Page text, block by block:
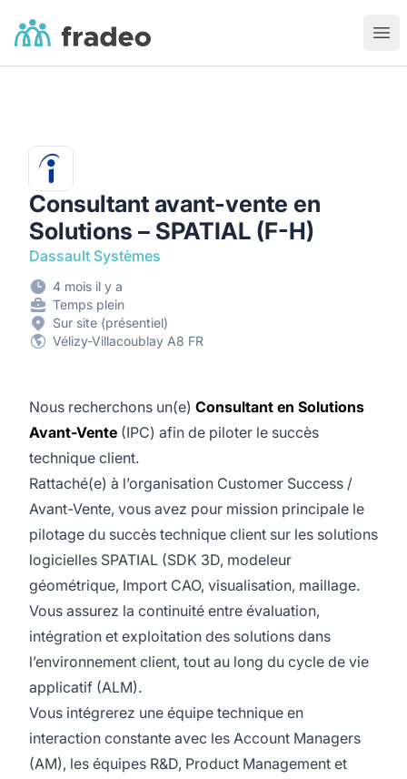
Fradeo
Consultant avant-vente en
Solutions – SPATIAL (F-H)
Dassault Systèmes
4 mois il y a
Temps plein
Sur site (présentiel)
Vélizy-Villacoublay A8 FR
Nous recherchons un(e) Consultant en Solutions
Avant-Vente (IPC) afin de piloter le succès
technique client.
Rattaché(e) à l’organisation Customer Success /
Avant-Vente, vous avez pour mission principale le
pilotage du succès technique client sur les solutions
logicielles SPATIAL (SDK 3D, modeleur
géométrique, Import CAO, visualisation, maillage.
Vous assurez la continuité entre évaluation,
intégration et exploitation des solutions dans
l’environnement client, tout au long du cycle de vie
applicatif (ALM).
Vous intégrerez une équipe technique en
interaction constante avec les Account Managers
(AM), les équipes R&D, Product Management et